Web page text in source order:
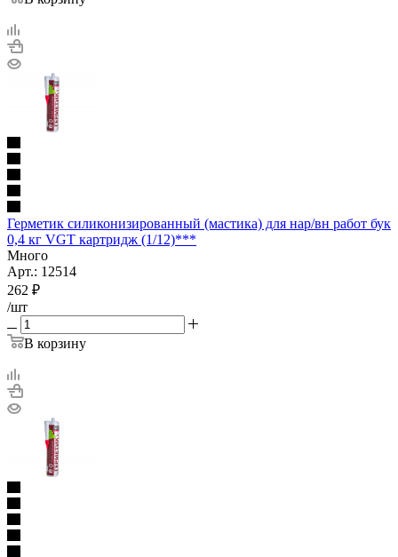
Герметик силиконизированный (мастика) для нар/вн работ бук
0,4 кг VGT картридж (1/12)***
Много
Арт.: 12514
262 ₽
/шт
В корзину